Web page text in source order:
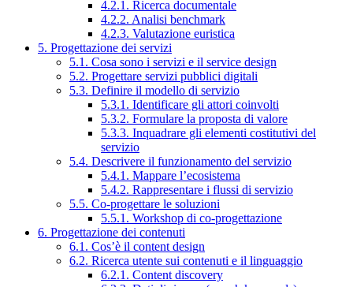
4.2.1. Ricerca documentale
4.2.2. Analisi benchmark
4.2.3. Valutazione euristica
5. Progettazione dei servizi
5.1. Cosa sono i servizi e il service design
5.2. Progettare servizi pubblici digitali
5.3. Definire il modello di servizio
5.3.1. Identificare gli attori coinvolti
5.3.2. Formulare la proposta di valore
5.3.3. Inquadrare gli elementi costitutivi del
servizio
5.4. Descrivere il funzionamento del servizio
5.4.1. Mappare l’ecosistema
5.4.2. Rappresentare i flussi di servizio
5.5. Co-progettare le soluzioni
5.5.1. Workshop di co-progettazione
6. Progettazione dei contenuti
6.1. Cos’è il content design
6.2. Ricerca utente sui contenuti e il linguaggio
6.2.1. Content discovery